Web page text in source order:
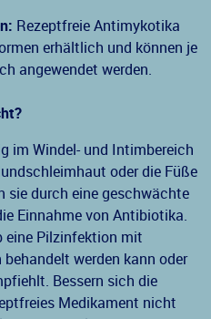
Rezeptfreie Antimykotika
erhältlich und können je
angewendet werden.
im Windel- und Intimbereich
oder die Füße
sie durch eine geschwächte
Einnahme von Antibiotika.
eine Pilzinfektion mit
werden kann oder
Bessern sich die
Medikament nicht